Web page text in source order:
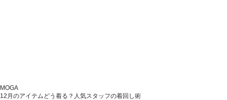
MOGA
12月のアイテムどう着る？人気スタッフの着回し術